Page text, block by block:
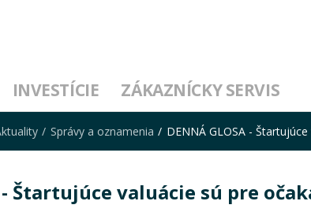
INVESTÍCIE ZÁKAZNÍCKY SERVIS
Správy a oznamenia DENNÁ GLOSA -
- Štartujúce valuácie sú pre